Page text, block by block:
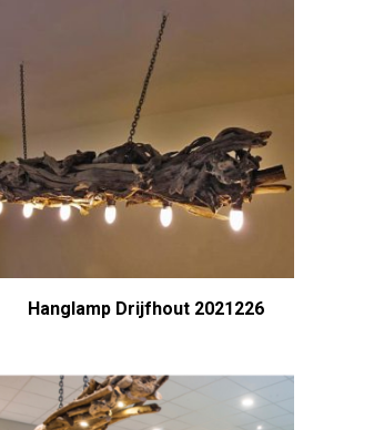
Hanglamp Drijfhout 2021226